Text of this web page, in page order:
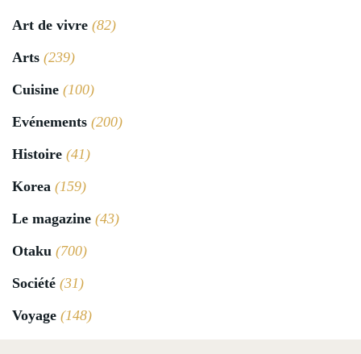
Art de vivre (82)
Arts (239)
Cuisine (100)
Evénements (200)
Histoire (41)
Korea (159)
Le magazine (43)
Otaku (700)
Société (31)
Voyage (148)